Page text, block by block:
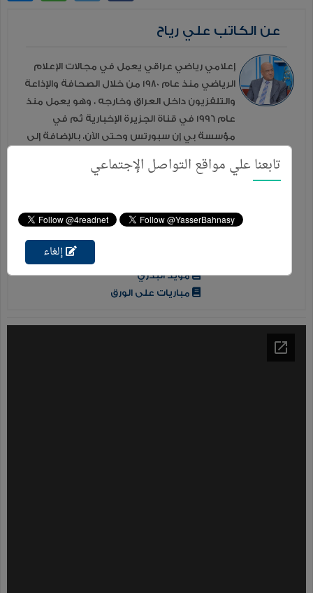
عن الكاتب علي رياح
إعلامي رياضي عراقي يعمل في مجالات الإعلام
الرياضي منذ عام 1980 من خلال الصحافة والإذاعة
والتلفزيون داخل العراق وخارجه ، وهو يعمل منذ
عام 1996 في قناة الجزيرة الإخبارية ثم في
مؤسسة بي إن سبورتس وحتى الآن، بالإضافة إلى
إصدارات إخري للكاتب
أيام الكرة العراقية - الجزء الأول
مؤيد البدري
مباريات على الورق
تابعنا علي مواقع التواصل الإجتماعي
إلغاء